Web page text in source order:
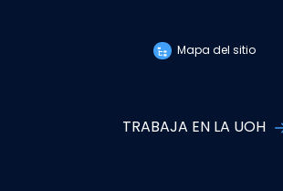
Mapa del sitio
TRABAJA EN LA UOH